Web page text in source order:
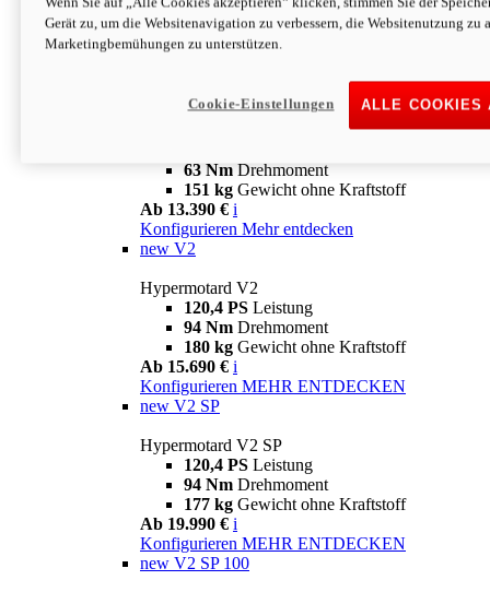
63 NmDrehmoment
151 kgGewicht ohne Kraftstoff
Ab 13.890 € i
63 Nm Drehmoment
151 kg Gewicht ohne Kraftstoff
Ab 13.390 € i
Konfigurieren Mehr entdecken
new V2
Hypermotard V2
120,4 PS Leistung
94 Nm Drehmoment
180 kg Gewicht ohne Kraftstoff
Ab 15.690 € i
Konfigurieren MEHR ENTDECKEN
new V2 SP
Hypermotard V2 SP
120,4 PS Leistung
94 Nm Drehmoment
177 kg Gewicht ohne Kraftstoff
Ab 19.990 € i
Konfigurieren MEHR ENTDECKEN
new V2 SP 100
Gerät zu, um die Websitenavigation zu verbessern, die Websitenutzung zu
Marketingbemühungen zu unterstützen.
ALLE COOKIES
Cookie-Einstellungen